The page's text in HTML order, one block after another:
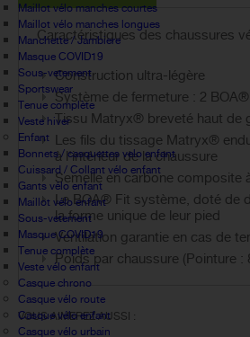
Maillot vélo manches courtes
Maillot vélo manches longues
Manchette / Jambiere
Masque COVID19
Sous-vetement
Sportswear
Tenue complète
Veste hiver
Enfant
Bonnets / casquettes velo enfant
Cuissard / Collant vélo enfant
Gants vélo enfant
Maillot vélo enfant
Sous-vetement
Masque COVID19
Tenue complète
Veste vélo enfant
Casque chrono
Casque vélo route
Casque vélo enfant
Casque vélo urbain
Caractéristiques des chaussures
Construction ultra-légère
Système de fermeture : 2
Tissu Matryx® breveté haut de
Les fils du tissage Matryx®
à l'intérieur de la chaussure
Semelle en carbone composite
Le BOA® Fit système, doté de
la forme unique de leur pied
Ventilation garantie en cas de
Poids par chaussure (Pointure :
VOUS AIMEREZ AUSSI :